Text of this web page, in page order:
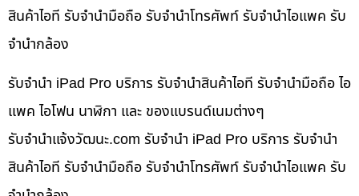
สินค้าไอที รับจำนำมือถือ รับจำนำโทรศัพท์ รับจำนำไอแพค รับ
จำนำกล้อง
รับจำนำ iPad Pro บริการ รับจำนำสินค้าไอที รับจำนำมือถือ ไอ
แพค ไอโฟน นาฬิกา และ ของแบรนด์เนมต่างๆ
รับจํานําแจ้งวัฒนะ.com รับจำนำ iPad Pro บริการ รับจำนำ
สินค้าไอที รับจำนำมือถือ รับจำนำโทรศัพท์ รับจำนำไอแพค รับ